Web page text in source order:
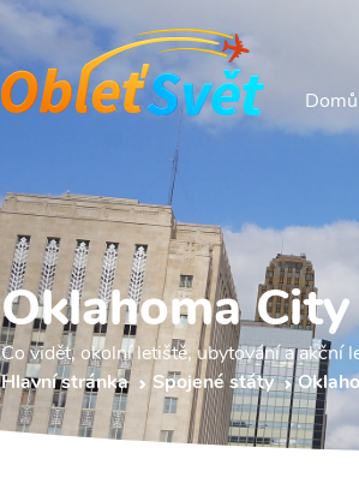
Domů
Oklahoma
Co vidět, okolní letiště, ubytování a akční
Hlavní stránka
Spojené státy